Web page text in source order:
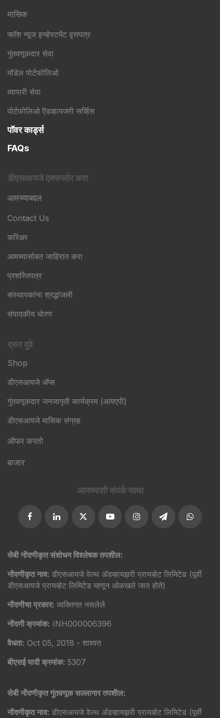
मासिक
फ्लॅश न्यूज इन्व्हेस्टमेंट वृत्तपत्र
गुंतवणूकदार सेवा
मॉडेल पोर्टफोलिओ
व्यापारी सेवा
पोर्टफोलिओ ऍडव्हायजरी सर्व्हिस
पॉवर कार्ड्स
FAQs
डीएसआयजे एक्सप्लोर करा
आमच्याबद्दल
Contact Us
करिअर
आमच्यासोबत जाहिरात करा
प्रशस्तिपत्र
संस्थापकांना श्रद्धांजली
संपादकीय धोरण
द्रुत दुवे
Shop
डीएसआयजे अ‍ॅप्स
गुंतवणूकदार जनजागृती कार्यक्रम (आयएपी)
डीएसआयजे मासिक संग्रह
ऑफर करतो
बाजार
आमच्याशी संपर्क साधा​
सेबी नोंदणीकृत संशोधन विश्लेषक तपशील:
नोंदणीकृत नाव: डीएसआयजे वेल्थ अ‍ॅडव्हायझरी प्रायव्हेट लिमिटेड (पूर्वी
डीएसआयजे प्रायव्हेट लिमिटेड म्हणून ओळखले जात होते)
नोंदणीचा प्रकार: व्यक्तिगत नसलेले
नोंदणी क्रमांक: INH000006396
वैधता: Oct 05, 2018 - शाश्वत
बीएसई यादी क्रमांक: 5307
सेबी नोंदणीकृत गुंतवणूक सल्लागार तपशील:
नोंदणीकृत नाव: डीएसआयजे वेल्थ अ‍ॅडव्हायझरी प्रायव्हेट लिमिटेड (पूर्वी